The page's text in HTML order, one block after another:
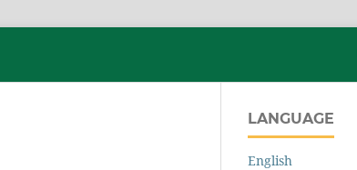
LANGUAGE
English